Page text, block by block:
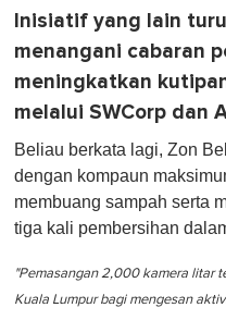
Inisiatif yang lain
menangani cabaran
meningkatkan
melalui SWCorp dan
Beliau berkata lagi, Zon
dengan kompaun
membuang sampah serta
tiga kali pembersihan
"Pemasangan 2,000 kamera litar
Kuala Lumpur bagi mengesan